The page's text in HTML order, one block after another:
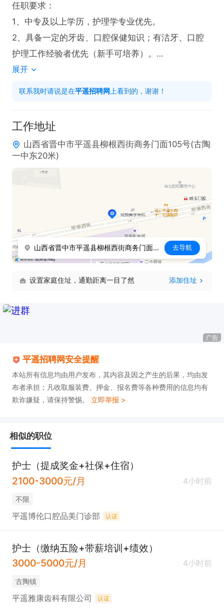
任职要求：
1、中专及以上学历，护理学专业优先。
2、具备一定的牙齿、口腔保健知识；有洁牙、口腔
护理工作经验者优先（新手可培养）。
3、具有良好的学习和沟通应变能力。
4、有晋升空间。
展开
联系我时请说是在平遥招聘网 上看到的，谢谢！
工作地址
山西省晋中市平遥县柳根西街商务门面105号(古陶
一中东20米)
山西省晋中市平遥县柳根西街商务门面105号(古陶一中东20米) 去导航
设置家庭住址，通勤距离一目了然 添加住址
广告
平遥招聘网安全提醒
本站所有信息均由用户发布，其内容及因之产生的后果，均由发
布者承担；凡收取服装费、押金、报名费等各种费用的信息均有
欺诈嫌疑，请保持警惕。 立即举报 >
相似的职位
护士（提成奖金+社保+住宿）
2100-3000元/月
4小时前
不限
平遥博伦口腔品美门诊部 认证
护士（缴纳五险+带薪培训+绩效）
3000-5000元/月
4小时前
古陶镇
平遥雅康齿科有限公司 认证